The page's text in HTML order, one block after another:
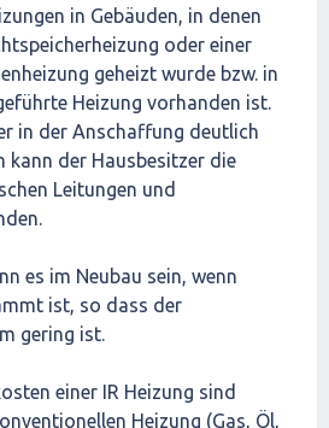
in Gebäuden, in denen
oder einer
geheizt wurde bzw. in
Heizung vorhanden ist.
in der Anschaffung deutlich
kann der Hausbesitzer die
Leitungen und
es im Neubau sein, wenn
ist, so dass der
gering ist.
einer IR Heizung sind
Heizung (Gas, Öl,